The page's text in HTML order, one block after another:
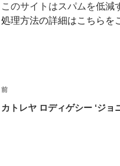
このサイトはスパムを低減
処理方法の詳細はこちらを
投
稿
前
の
前
カトレヤ ロディゲシー ‘ジョ